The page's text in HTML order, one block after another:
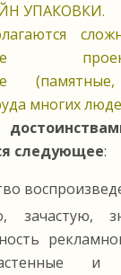
УПАКОВКИ.
многих
следующее:
зачастую,
и